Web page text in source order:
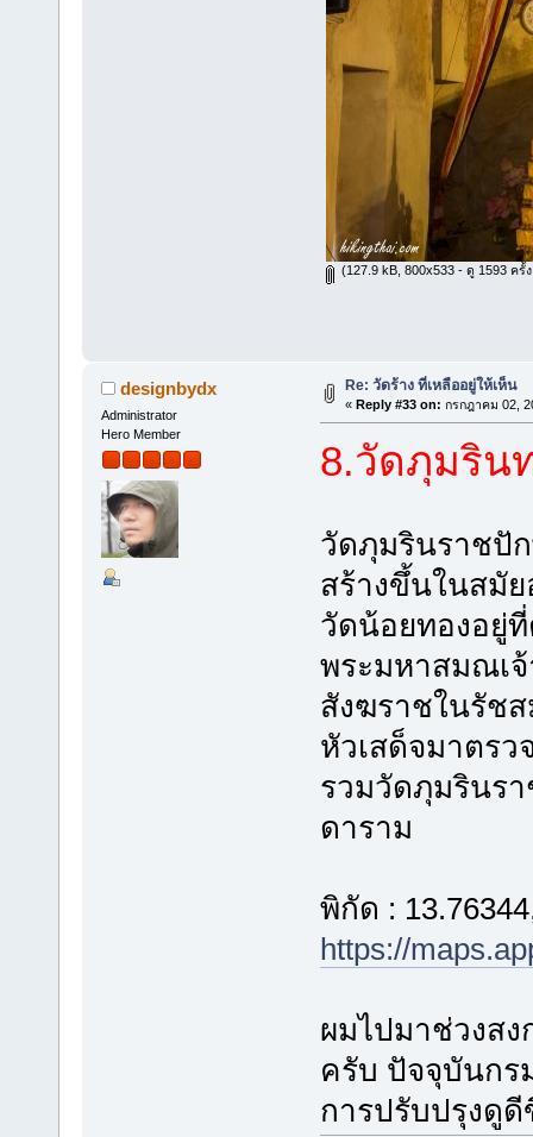
(127.9 kB, 800x533 - ดู 1593 ครั้
designbydx
Administrator
Hero Member
Re: วัดร้าง ที่เหลืออยู่ให้เห็น
« Reply #33 on: กรกฎาคม 02,
8.วัดภุมริน
วัดภุมรินราชปั
สร้างขึ้นในสมั
วัดน้อยทองอยู่ที่
พระมหาสมณเ
สังฆราชในรัชส
หัวเสด็จมาตรว
รวมวัดภุมรินร
ดาราม
พิกัด :
https://
ผมไปมาช่วงส
ครับ ปัจจุบันกร
การปรับปรุงดู